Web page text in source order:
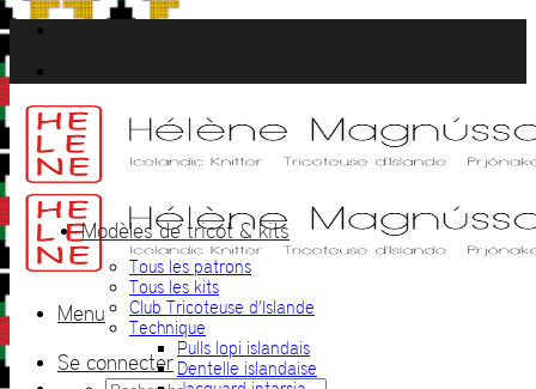
Passer
au
contenu
Menu
Se connecter
Modèles de tricot & kits
Tous les patrons
Tous les kits
Club Tricoteuse d’Islande
Technique
Pulls lopi islandais
Dentelle islandaise